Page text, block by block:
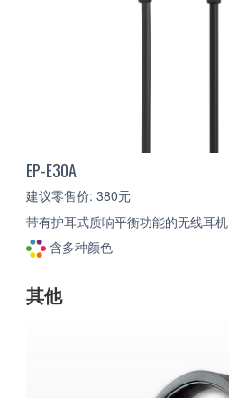
EP-E30A
建议零售价: 380元
带有护耳式质响平衡功能的无线耳机
含多种颜色
其他